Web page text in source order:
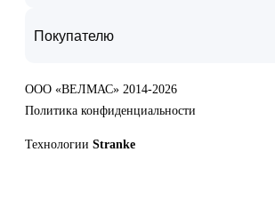
Покупателю
ООО «ВЕЛМАС» 2014-2026
Политика конфиденциальности
Технологии Stranke